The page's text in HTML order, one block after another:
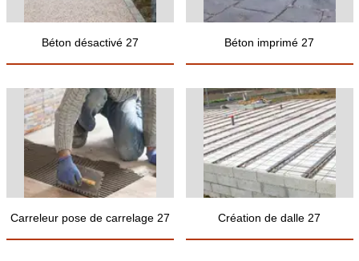
Béton désactivé 27 Béton imprimé 27
Carreleur pose de carrelage 27 Création de dalle 27